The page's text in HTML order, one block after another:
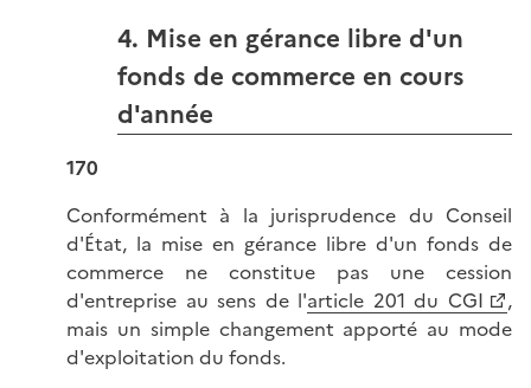
4. Mise en gérance libre d'un
fonds de commerce en cours
d'année
170
Conformément à la jurisprudence du Conseil
d'État, la mise en gérance libre d'un fonds de
commerce ne constitue pas une cession
d'entreprise au sens de l'article 201 du CGI
,
mais un simple changement apporté au mode
d'exploitation du fonds.